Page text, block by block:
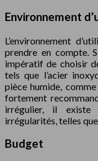
Environnement
L’environnement
prendre en compte.
impératif de choisir
tels que l’acier
pièce humide,
fortement
irrégulier, il existe
irrégularités, telles
Budget